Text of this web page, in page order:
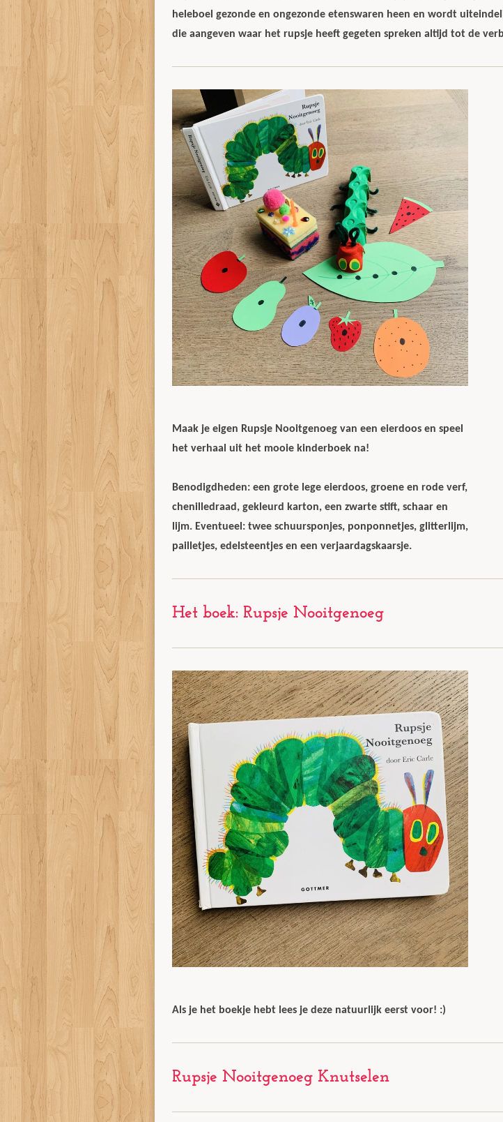
heleboel gezonde en ongezonde etenswaren heen en wordt
die aangeven waar het rupsje heeft gegeten spreken altijd tot de
Maak je eigen Rupsje Nooitgenoeg van een eierdoos en speel
het verhaal uit het mooie kinderboek na!
Benodigdheden: een grote lege eierdoos, groene en rode verf,
chenilledraad, gekleurd karton, een zwarte stift, schaar en
lijm. Eventueel: twee schuursponjes, ponponnetjes, glitterlijm,
pailletjes, edelsteentjes en een verjaardagskaarsje.
Het boek: Rupsje Nooitgenoeg
Als je het boekje hebt lees je deze natuurlijk eerst voor! :)
Rupsje Nooitgenoeg Knutselen